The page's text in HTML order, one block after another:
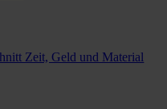
Zeit, Geld und Material